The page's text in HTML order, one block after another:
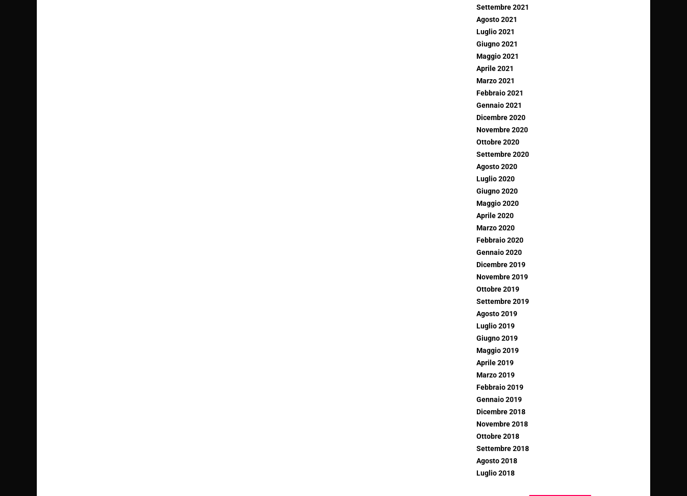
Settembre 2021
Agosto 2021
Luglio 2021
Giugno 2021
Maggio 2021
Aprile 2021
Marzo 2021
Febbraio 2021
Gennaio 2021
Dicembre 2020
Novembre 2020
Ottobre 2020
Settembre 2020
Agosto 2020
Luglio 2020
Giugno 2020
Maggio 2020
Aprile 2020
Marzo 2020
Febbraio 2020
Gennaio 2020
Dicembre 2019
Novembre 2019
Ottobre 2019
Settembre 2019
Agosto 2019
Luglio 2019
Giugno 2019
Maggio 2019
Aprile 2019
Marzo 2019
Febbraio 2019
Gennaio 2019
Dicembre 2018
Novembre 2018
Ottobre 2018
Settembre 2018
Agosto 2018
Luglio 2018